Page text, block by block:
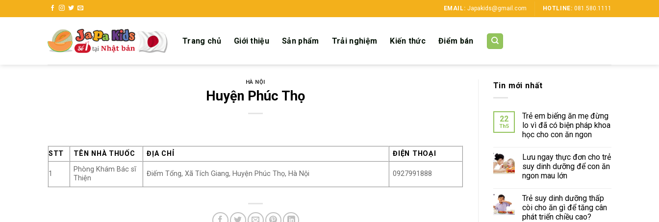
to
EMAIL: Japakids@gmail.com HOTLINE: 081.580.1111
Trang chủ Giới thiệu Sản phẩm Trải nghiệm Kiến thức Điểm bán
HÀ NỘI
Huyện Phúc Thọ
STT TÊN NHÀ THUỐC ĐỊA CHỈ ĐIỆN THOẠI
1
Phòng Khám Bác sĩ
Thiện
Điếm Tổng, Xã Tích Giang, Huyện Phúc Thọ, Hà Nội 0927991888
Tin mới nhất
22
Th5
Trẻ em biếng ăn mẹ đừng
lo vì đã có biện pháp khoa
học cho con ăn ngon
Lưu ngay thực đơn cho trẻ
suy dinh dưỡng để con ăn
ngon mau lớn
Trẻ suy dinh dưỡng thấp
còi cho ăn gì để tăng cân
phát triển chiều cao?